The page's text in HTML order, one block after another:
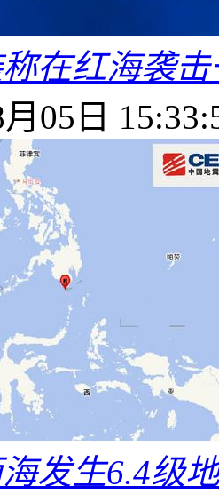
在红海袭
05日
发生6.4级